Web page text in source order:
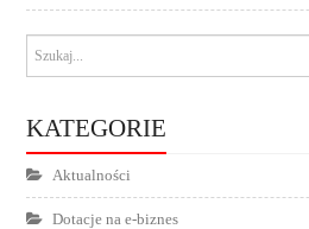
KATEGORIE
Aktualności
Dotacje na e-biznes